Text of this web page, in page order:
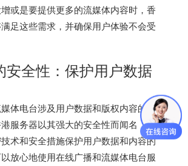
或是要提供更多的流媒体内容时， 香
足这些需求，并确保用户体验不会受
安全性：保护用户数据
体电台涉及用户数据和版权内容的传
服务器以其强大的安全性而闻名，采
术和安全措施保护用户数据和内容的
放心地使用在线广播和流媒体电台服